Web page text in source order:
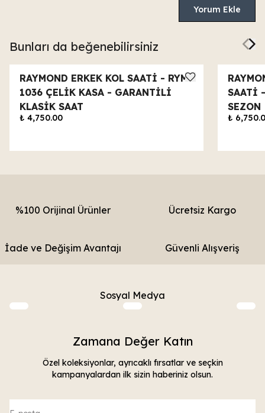
Yorum Ekle
Bunları da beğenebilirsiniz
RAYMOND ERKEK KOL SAATİ - RYM-
1036 ÇELİK KASA - GARANTİLİ
KLASİK SAAT
₺ 4,750.00
SAATİ
SEZON
₺
%100 Orijinal Ürünler Ücretsiz Kargo
İade ve Değişim Avantajı Güvenli Alışveriş
Sosyal Medya
Zamana Değer Katın
Özel koleksiyonlar, ayrıcaklı fırsatlar ve seçkin
kampanyalardan ilk sizin haberiniz olsun.